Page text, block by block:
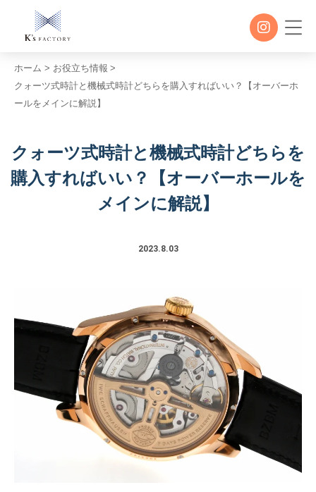
ホーム
お役立ち情報
クォーツ式時計と機械式時計どちらを購入すればいい？【オーバーホ
ールをメインに解説】
クォーツ式時計と機械式時計どちらを
購入すればいい？【オーバーホールを
メインに解説】
2023.8.03